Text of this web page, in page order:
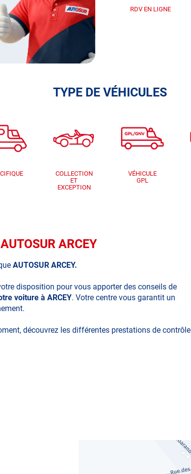
RDV EN LIGNE
TYPE DE VÉHICULES
COLLECTION
ET
EXCEPTION
VÉHICULE
GPL
ARCEY
AUTOSUR ARCEY.
disposition pour vous apporter des conseils de
voiture à ARCEY. Votre centre vous garantit un
découvrez les différentes prestations de contrôle
3 roues, quad, voiturette, voiture sans permis)